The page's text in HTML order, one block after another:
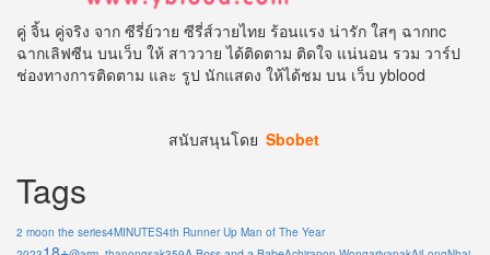
คู่ จิ้น คู่จริง จาก ซีรี่ย์วาย ซีรี่ส์วายไทย ร้อนแรง น่ารัก ใสๆ ฉากnc
ฉากเลิฟซีน บนเว็บ ให้ สาววาย ได้ติดตาม ติดใจ แน่นอน รวม วาร์ป
ช่องทางการติดตาม และ รูป นักแสดง ให้ได้ชม บน เว็บ yblood
สนับสนุนโดย Sbobet
Tags
2 moon the series4MINUTES4th Runner Up Man of The Year